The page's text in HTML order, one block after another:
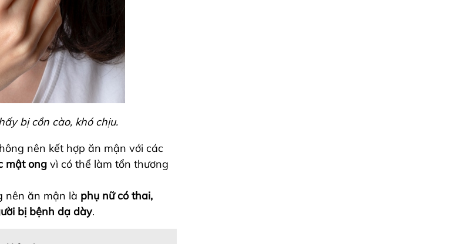
bị cồn cào, khó chịu.
nên kết hợp ăn mận với các
mật ong vì có thể làm tổn thương
nên ăn mận là phụ nữ có thai,
bị bệnh dạ dày.